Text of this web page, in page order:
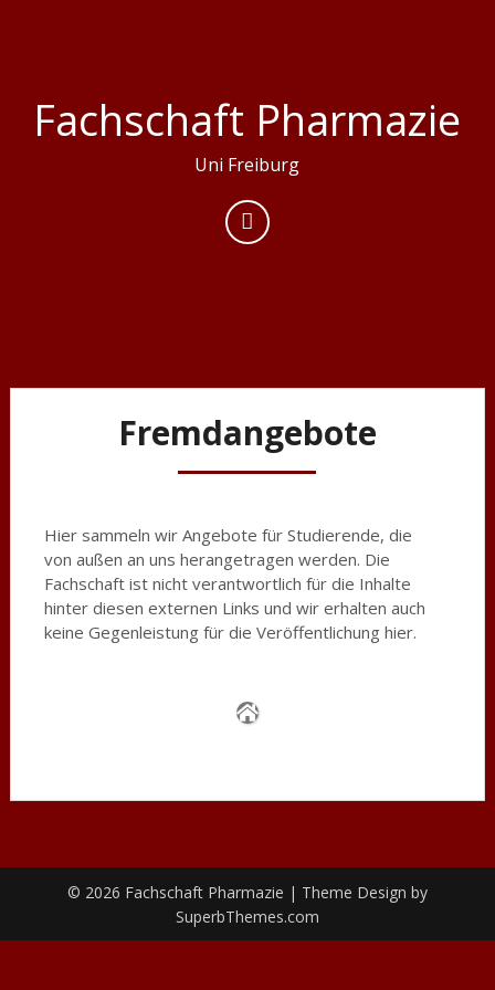
Fachschaft Pharmazie
Uni Freiburg
Fremdangebote
Hier sammeln wir Angebote für Studierende, die
von außen an uns herangetragen werden. Die
Fachschaft ist nicht verantwortlich für die Inhalte
hinter diesen externen Links und wir erhalten auch
keine Gegenleistung für die Veröffentlichung hier.
© 2026 Fachschaft Pharmazie | Theme Design by
SuperbThemes.com